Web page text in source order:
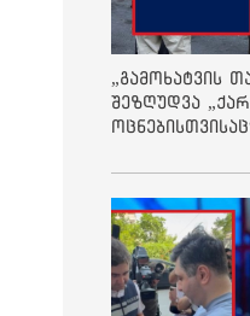
„გამოხატვის
შეზღუდვა